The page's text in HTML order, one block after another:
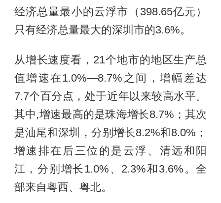
经济总量最小的云浮市（398.65亿元）
只有经济总量最大的深圳市的3.6%。
从增长速度看，21个地市的地区生产总
值增速在1.0%—8.7%之间，增幅差达
7.7个百分点，处于近年以来较高水平。
其中,增速最高的是珠海增长8.7%；其次
是汕尾和深圳，分别增长8.2%和8.0%；
增速排在后三位的是云浮、清远和阳
江，分别增长1.0%、2.3%和3.6%。全
部来自粤西、粤北。